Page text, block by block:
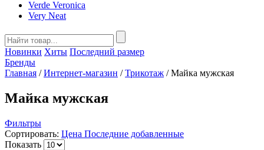
Verde Veronica
Very Neat
Новинки Хиты Последний размер
Бренды
Главная / Интернет-магазин / Трикотаж /Майка мужская
Майка мужская
Фильтры
Сортировать: Цена Последние добавленные
Показать